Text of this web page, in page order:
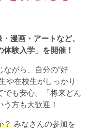
漫画・アートなど、
験入学」を開催！
がら、自分の“好
や在校生がしっかり
でも安心。「将来どん
方も大歓迎！
？ みなさんの参加を